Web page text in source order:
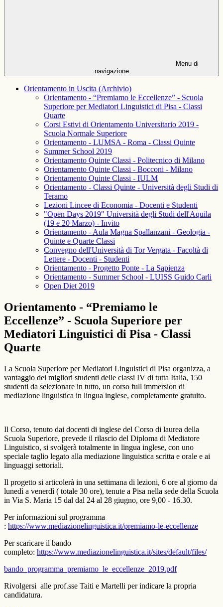
Menu di
navigazione
Orientamento in Uscita (Archivio)
Orientamento - “Premiamo le Eccellenze” - Scuola
Superiore per Mediatori Linguistici di Pisa - Classi
Quarte
Corsi Estivi di Orientamento Universitario 2019 -
Scuola Normale Superiore
Orientamento - LUMSA - Roma - Classi Quinte
Summer School 2019
Orientamento Quinte Classi - Politecnico di Milano
Orientamento Quinte Classi - Bocconi - Milano
Orientamento Quinte Classi - IULM
Orientamento - Classi Quinte - Università degli Studi di
Teramo
Lezioni Lincee di Economia - Docenti e Studenti
"Open Days 2019" Università degli Studi dell'Aquila
(19 e 20 Marzo) - Invito
Orientamento - Aula Magna Spallanzani - Geologia -
Quinte e Quarte Classi
Convegno dell'Università di Tor Vergata - Facoltà di
Lettere - Docenti - Studenti
Orientamento - Progetto Ponte - La Sapienza
Orientamento - Summer School - LUISS Guido Carli
Open Diet 2019
Orientamento - “Premiamo le
Eccellenze” - Scuola Superiore per
Mediatori Linguistici di Pisa - Classi
Quarte
La Scuola Superiore per Mediatori Linguistici di Pisa organizza, a
vantaggio dei migliori studenti delle classi IV di tutta Italia, 150
studenti da selezionare in tutto, un corso full immersion di
mediazione linguistica in lingua inglese, completamente gratuito.
Il Corso, tenuto dai docenti di inglese del Corso di laurea della
Scuola Superiore, prevede il rilascio del Diploma di Mediatore
Linguistico, si svolgerà totalmente in lingua inglese, con uno
speciale taglio legato alla mediazione linguistica scritta e orale e ai
linguaggi settoriali.
Il progetto si articolerà in una settimana di lezioni, 6 ore al giorno da
lunedì a venerdì ( totale 30 ore), tenute a Pisa nella sede della Scuola
in Via S. Maria 15 dal dal 24 al 28 giugno, ore 9,00 - 16.30.
Per informazioni sul programma
: https://www.mediazionelinguistica.it/premiamo-le-eccellenze
Per scaricare il bando
completo: https://www.mediazionelinguistica.it/sites/default/files/
bando_programma_premiamo_le_eccellenze_2019.pdf
Rivolgersi alle prof.sse Taiti e Martelli per indicare la propria
candidatura.